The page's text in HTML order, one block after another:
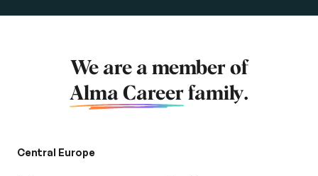
We are a member of
Alma Career family.
Central Europe